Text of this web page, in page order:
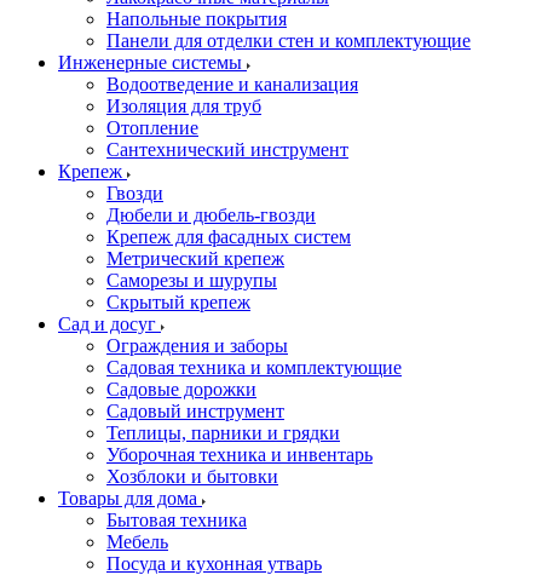
Напольные покрытия
Панели для отделки стен и комплектующие
Инженерные системы
Водоотведение и канализация
Изоляция для труб
Отопление
Сантехнический инструмент
Крепеж
Гвозди
Дюбели и дюбель-гвозди
Крепеж для фасадных систем
Метрический крепеж
Саморезы и шурупы
Скрытый крепеж
Сад и досуг
Ограждения и заборы
Садовая техника и комплектующие
Садовые дорожки
Садовый инструмент
Теплицы, парники и грядки
Уборочная техника и инвентарь
Хозблоки и бытовки
Товары для дома
Бытовая техника
Мебель
Посуда и кухонная утварь